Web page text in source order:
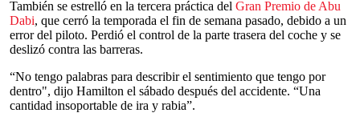
También se estrelló en la tercera práctica del Gran Premio de Abu
Dabi, que cerró la temporada el fin de semana pasado, debido a un
error del piloto. Perdió el control de la parte trasera del coche y se
deslizó contra las barreras.
“No tengo palabras para describir el sentimiento que tengo por
dentro", dijo Hamilton el sábado después del accidente. “Una
cantidad insoportable de ira y rabia”.